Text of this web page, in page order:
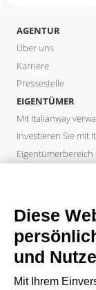
AGENTUR
Über uns
Karriere
Pressestelle
EIGENTÜMER
Mit Italianway
Investieren Sie mit
Eigentümerbereich
Italianway Academy
GÄSTE
Aufenthalt buchen
Langzeitaufenthalte
Gästeerlebnisse
Diese
und
Mit Ihrem